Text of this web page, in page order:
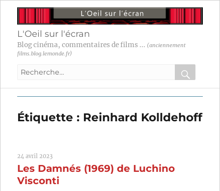
L'Oeil sur l'écran
Blog cinéma, commentaires de films ... (anciennement
films.blog.lemonde.fr)
Recherche
:
OK
Étiquette : Reinhard Kolldehoff
24 avril 2023
Les Damnés (1969) de Luchino
Visconti